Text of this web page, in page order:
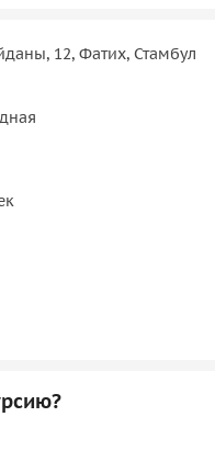
12, Фатих, Стамбул